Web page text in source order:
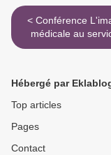
< Conférence L'imagerie
médicale au
patrimoine
Hébergé par
Top articles
Pages
Contact